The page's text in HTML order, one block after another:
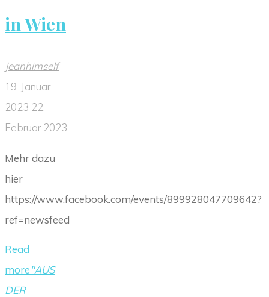
in Wien
Jeanhimself
19. Januar
2023 22.
Februar 2023
Mehr dazu
hier
https://www.facebook.com/events/899928047709642?
ref=newsfeed
Read
more"AUS
DER